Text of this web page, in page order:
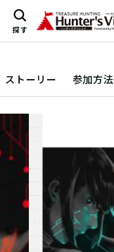
探す
ストーリー 参加方法